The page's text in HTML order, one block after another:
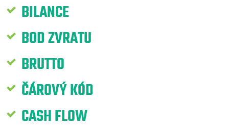
BILANCE
BOD ZVRATU
BRUTTO
ČÁROVÝ KÓD
CASH FLOW